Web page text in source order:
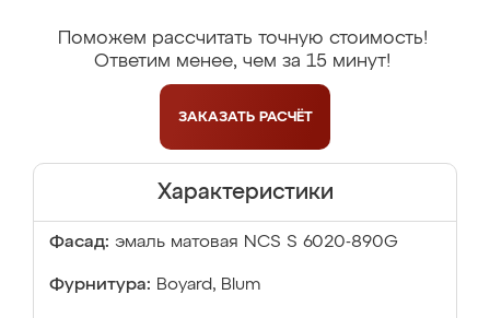
Поможем рассчитать точную стоимость!
Ответим менее, чем за 15 минут!
ЗАКАЗАТЬ РАСЧЁТ
Характеристики
Фасад: эмаль матовая NCS S 6020-890G
Фурнитура: Boyard, Blum